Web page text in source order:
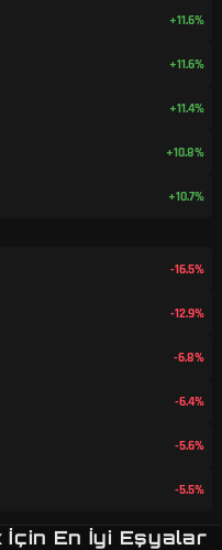
+11.6%
+11.6%
+11.4%
+10.8%
+10.7%
-16.5%
-12.9%
-6.8%
-6.4%
-5.6%
-5.5%
İçin En İyi Eşyalar